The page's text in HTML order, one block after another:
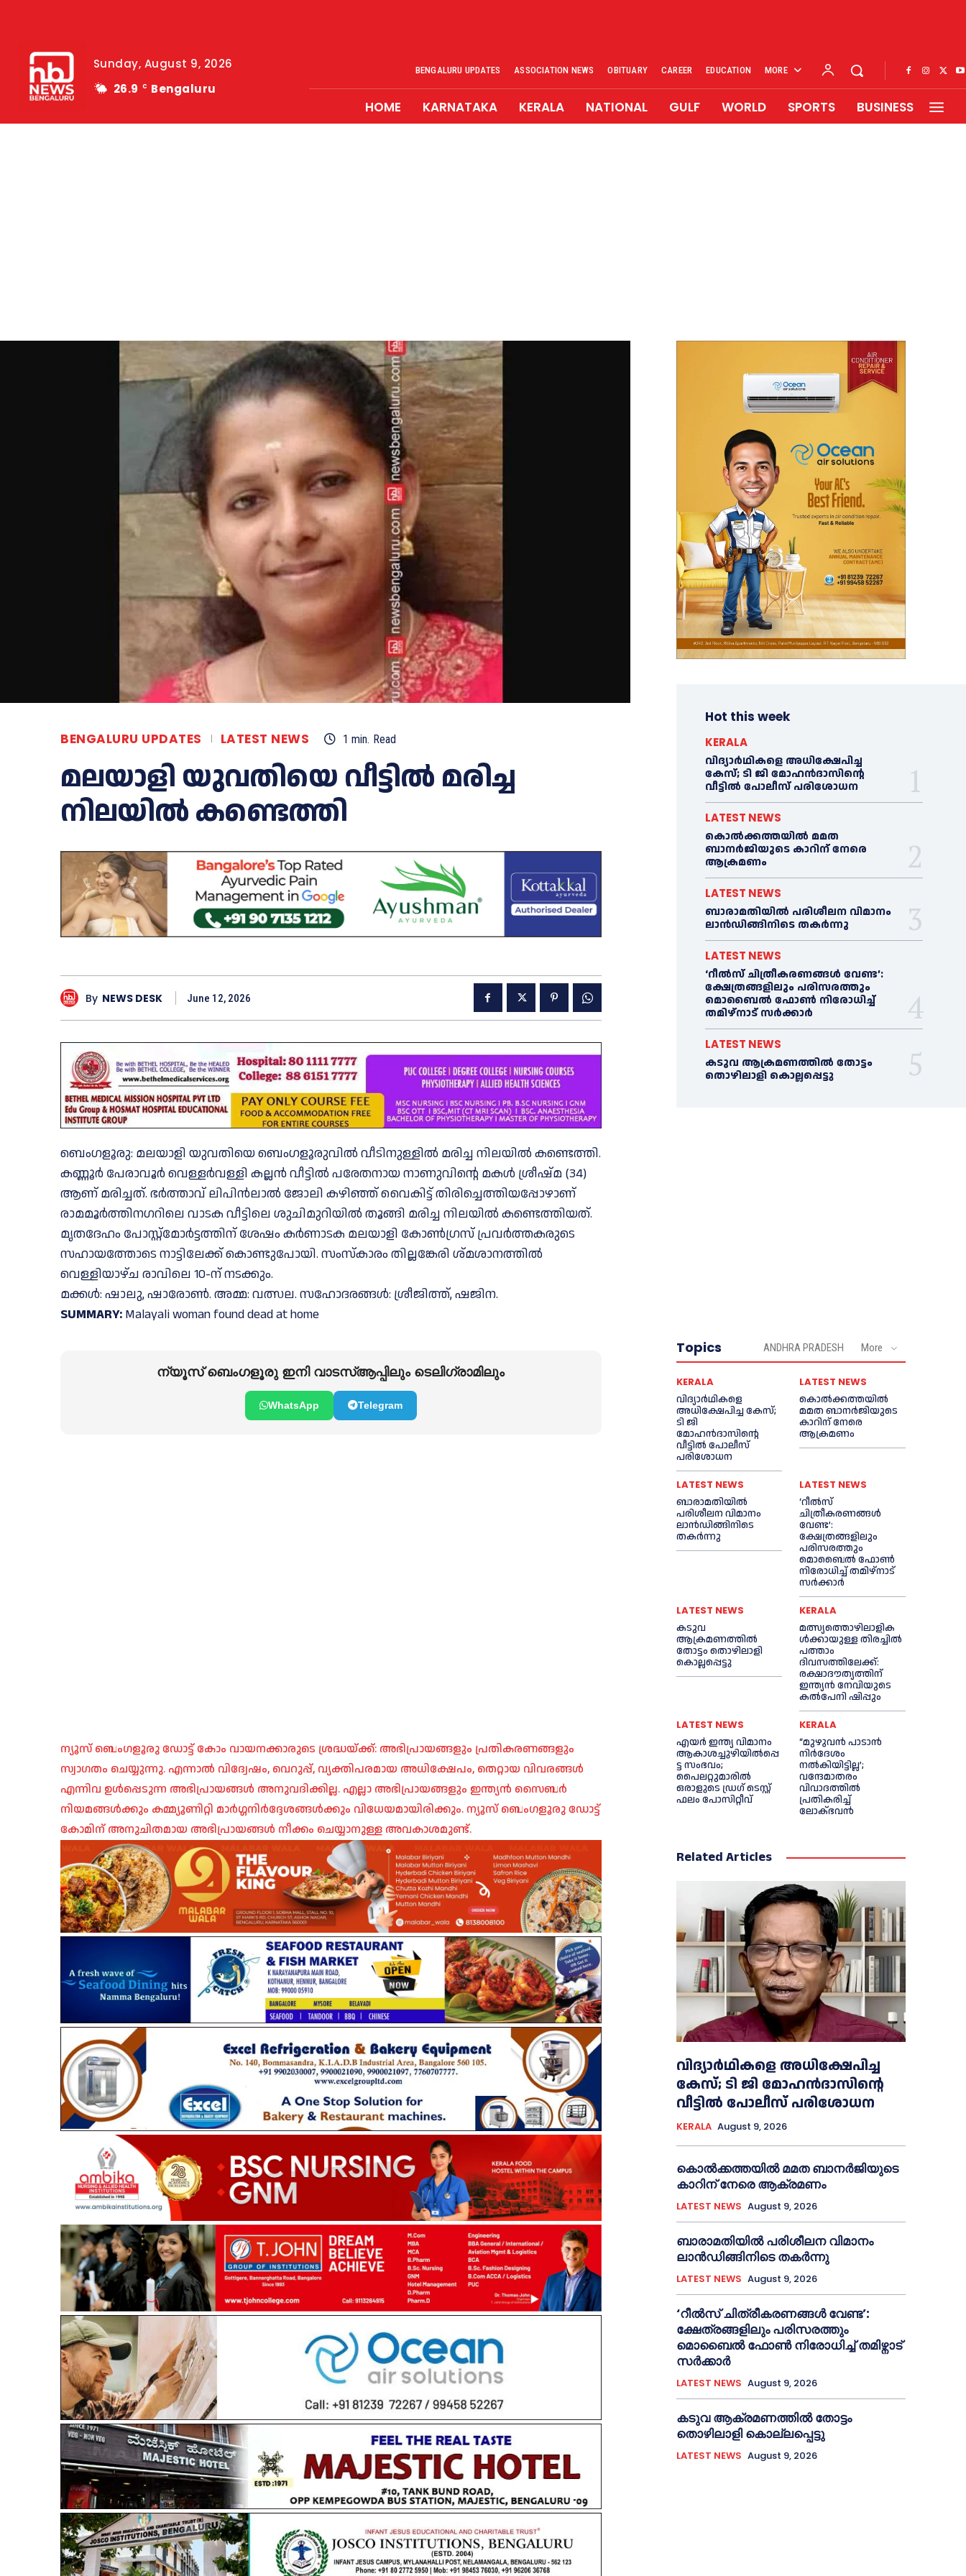
Sunday, August 9, 2026
26.9
C Bengaluru
BENGALURU UPDATES ASSOCIATION NEWS OBITUARY CAREER EDUCATION MORE
HOME KARNATAKA KERALA NATIONAL GULF WORLD SPORTS BUSINESS
BENGALURU UPDATES LATEST NEWS 1 min. Read
മലയാളി യുവതിയെ വീട്ടിൽ മരിച്ച
നിലയിൽ കണ്ടെത്തി
By NEWS DESK June 12, 2026
ബെംഗളൂരു: മലയാളി യുവതിയെ ബെംഗളൂരുവില്‍ വീടിനുള്ളിൽ മരിച്ച നിലയിൽ കണ്ടെത്തി.
കണ്ണൂർ പേരാവൂർ വെള്ളർവള്ളി കല്ലൻ വീട്ടിൽ പരേതനായ നാണുവിന്റെ മകൾ ശ്രീഷ്മ (34)
ആണ് മരിച്ചത്. ഭർത്താവ് ലിപിൻലാൽ ജോലി കഴി‍ഞ്ഞ് വൈകിട്ട് തിരിച്ചെത്തിയപ്പോഴാണ്
രാമമൂർത്തിനഗറിലെ വാടക വീട്ടിലെ ശുചിമുറിയിൽ തൂങ്ങി മരിച്ച നിലയിൽ കണ്ടെത്തിയത്.
മൃതദേഹം പോസ്റ്റ്മോർട്ടത്തിന് ശേഷം കർണാടക മലയാളി കോൺഗ്രസ് പ്രവർത്തകരുടെ
സഹായത്തോടെ നാട്ടിലേക്ക് കൊണ്ടുപോയി. സംസ്കാരം തില്ലങ്കേരി ശ്മശാനത്തിൽ
വെള്ളിയാഴ്ച രാവിലെ 10-ന് നടക്കും.
മക്കൾ: ഷാലു, ഷാരോൺ. അമ്മ: വത്സല. സഹോദരങ്ങൾ: ശ്രീജിത്ത്, ഷജിന.
SUMMARY: Malayali woman found dead at home
ന്യൂസ് ബെംഗളൂരു ഇനി വാടസ്ആപ്പിലും ടെലിഗ്രാമിലും
WhatsApp Telegram
ന്യൂസ് ബെംഗളൂരു ഡോട്ട് കോം വായനക്കാരുടെ ശ്രദ്ധയ്ക്ക്: അഭിപ്രായങ്ങളും പ്രതികരണങ്ങളും
സ്വാഗതം ചെയ്യുന്നു. എന്നാൽ വിദ്വേഷം, വെറുപ്പ്, വ്യക്തിപരമായ അധിക്ഷേപം, തെറ്റായ വിവരങ്ങൾ
എന്നിവ ഉൾപ്പെടുന്ന അഭിപ്രായങ്ങൾ അനുവദിക്കില്ല. എല്ലാ അഭിപ്രായങ്ങളും ഇന്ത്യൻ സൈബർ
നിയമങ്ങൾക്കും കമ്മ്യൂണിറ്റി മാർഗ്ഗനിർദ്ദേശങ്ങൾക്കും വിധേയമായിരിക്കും. ന്യൂസ് ബെംഗളൂരു ഡോട്ട്
കോമിന് അനുചിതമായ അഭിപ്രായങ്ങൾ നീക്കം ചെയ്യാനുള്ള അവകാശമുണ്ട്.
Hot this week
KERALA
വിദ്യാര്‍ഥികളെ അധിക്ഷേപിച്ച
കേസ്; ടി ജി മോഹന്‍ദാസിന്റെ
വീട്ടില്‍ പോലീസ് പരിശോധന
LATEST NEWS
കൊല്‍ക്കത്തയില്‍ മമത
ബാനര്‍ജിയുടെ കാറിന് നേരെ
ആക്രമണം
LATEST NEWS
ബാരാമതിയില്‍ പരിശീലന വിമാനം
ലാന്‍ഡിങ്ങിനിടെ തകര്‍ന്നു
LATEST NEWS
‘റീല്‍സ് ചിത്രീകരണങ്ങള്‍ വേണ്ട’:
ക്ഷേത്രങ്ങളിലും പരിസരത്തും
മൊബൈല്‍ ഫോണ്‍ നിരോധിച്ച്‌
തമിഴ്നാട് സര്‍ക്കാര്‍
LATEST NEWS
കടുവ ആക്രമണത്തില്‍ തോട്ടം
തൊഴിലാളി കൊല്ലപ്പെട്ടു
Topics ANDHRA PRADESH More
KERALA
വിദ്യാര്‍ഥികളെ
അധിക്ഷേപിച്ച കേസ്;
ടി ജി
മോഹന്‍ദാസിന്റെ
വീട്ടില്‍ പോലീസ്
പരിശോധന
LATEST NEWS
കൊല്‍ക്കത്തയില്‍
മമത ബാനര്‍ജിയുടെ
കാറിന് നേരെ
ആക്രമണം
LATEST NEWS
ബാരാമതിയില്‍
പരിശീലന വിമാനം
ലാന്‍ഡിങ്ങിനിടെ
തകര്‍ന്നു
LATEST NEWS
‘റീല്‍സ്
ചിത്രീകരണങ്ങള്‍
വേണ്ട’:
ക്ഷേത്രങ്ങളിലും
പരിസരത്തും
മൊബൈല്‍ ഫോണ്‍
നിരോധിച്ച്‌ തമിഴ്നാട്
സര്‍ക്കാര്‍
LATEST NEWS
കടുവ
ആക്രമണത്തില്‍
തോട്ടം തൊഴിലാളി
കൊല്ലപ്പെട്ടു
KERALA
മത്സ്യത്തൊഴിലാളിക
ള്‍ക്കായുള്ള തിരച്ചില്‍
പത്താം
ദിവസത്തിലേക്ക്:
രക്ഷാദൗത്യത്തിന്
ഇന്ത്യൻ നേവിയുടെ
കല്‍പേനി ഷിപ്പും
LATEST NEWS
എയര്‍ ഇന്ത്യ വിമാനം
ആകാശച്ചുഴിയില്‍പ്പെ
ട്ട സംഭവം;
പൈലറ്റുമാരില്‍
ഒരാളുടെ ഡ്രഗ് ടെസ്റ്റ്
ഫലം പോസിറ്റീവ്
KERALA
“മുഴുവൻ പാടാൻ
നിര്‍ദേശം
നല്‍കിയിട്ടില്ല’;
വന്ദേമാതരം
വിവാദത്തില്‍
പ്രതികരിച്ച്‌
ലോക്ഭവൻ
Related Articles
വിദ്യാര്‍ഥികളെ അധിക്ഷേപിച്ച
കേസ്; ടി ജി മോഹന്‍ദാസിന്റെ
വീട്ടില്‍ പോലീസ് പരിശോധന
KERALA August 9, 2026
കൊല്‍ക്കത്തയില്‍ മമത ബാനര്‍ജിയുടെ
കാറിന് നേരെ ആക്രമണം
LATEST NEWS August 9, 2026
ബാരാമതിയില്‍ പരിശീലന വിമാനം
ലാന്‍ഡിങ്ങിനിടെ തകര്‍ന്നു
LATEST NEWS August 9, 2026
‘റീല്‍സ് ചിത്രീകരണങ്ങള്‍ വേണ്ട’:
ക്ഷേത്രങ്ങളിലും പരിസരത്തും
മൊബൈല്‍ ഫോണ്‍ നിരോധിച്ച്‌ തമിഴ്നാട്
സര്‍ക്കാര്‍
LATEST NEWS August 9, 2026
കടുവ ആക്രമണത്തില്‍ തോട്ടം
തൊഴിലാളി കൊല്ലപ്പെട്ടു
LATEST NEWS August 9, 2026